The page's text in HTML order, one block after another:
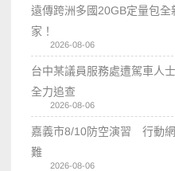
遠傳跨洲多國20GB定量包
家！
2026-08-06
台中某議員服務處遭駕車人
全力追查
2026-08-06
嘉義市8/10防空演習 行動
難
2026-08-06